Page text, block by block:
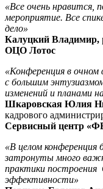
«Все очень нравится,
мероприятие. Все
дело»
Калуцкий Владимир,
ОЦО Лотос
«Конференция в
с большим
изменений и планами
Шкаровская Юлия
кадрового
Сервисный центр
«В целом конференция
затронуты много
практики
эффективности»